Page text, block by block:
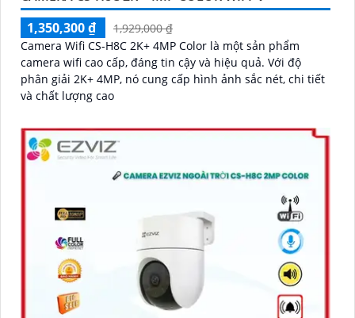
1,350,300 ₫
1,929,000 ₫
Camera Wifi CS-H8C 2K+ 4MP Color là một sản phẩm
camera wifi cao cấp, đáng tin cậy và hiệu quả. Với độ
phân giải 2K+ 4MP, nó cung cấp hình ảnh sắc nét, chi tiết
và chất lượng cao